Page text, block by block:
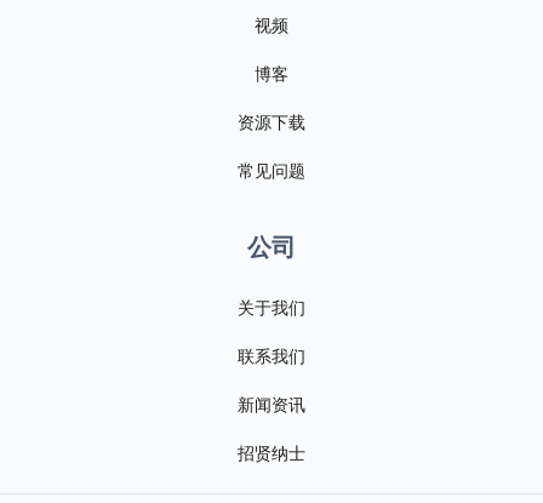
视频
博客
资源下载
常见问题
公司
关于我们
联系我们
新闻资讯
招贤纳士